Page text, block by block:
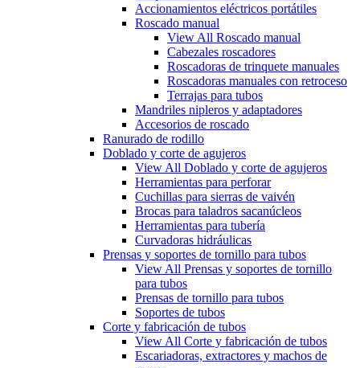
Accionamientos eléctricos portátiles
Roscado manual
View All Roscado manual
Cabezales roscadores
Roscadoras de trinquete manuales
Roscadoras manuales con retroceso
Terrajas para tubos
Mandriles nipleros y adaptadores
Accesorios de roscado
Ranurado de rodillo
Doblado y corte de agujeros
View All Doblado y corte de agujeros
Herramientas para perforar
Cuchillas para sierras de vaivén
Brocas para taladros sacanúcleos
Herramientas para tubería
Curvadoras hidráulicas
Prensas y soportes de tornillo para tubos
View All Prensas y soportes de tornillo
para tubos
Prensas de tornillo para tubos
Soportes de tubos
Corte y fabricación de tubos
View All Corte y fabricación de tubos
Escariadoras, extractores y machos de